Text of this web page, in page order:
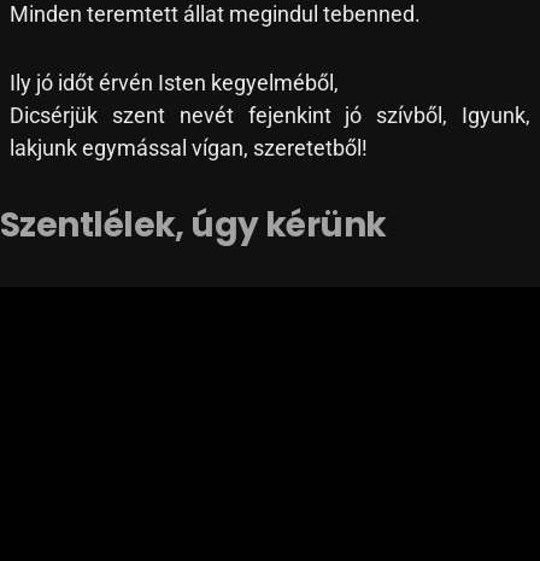
Minden teremtett állat megindul tebenned.
Ily jó időt érvén Isten kegyelméből,
Dicsérjük szent nevét fejenkint jó szívből, Igyunk,
lakjunk egymással vígan, szeretetből!
Szentlélek, úgy kérünk